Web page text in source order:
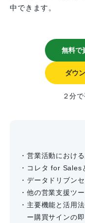
中できます。
無料で
ダウ
２分
・営業活動におけ
・コレタ for Sales
・データドリブン
・他の営業支援ツ
・主要機能と活用法
ー購買サインの即